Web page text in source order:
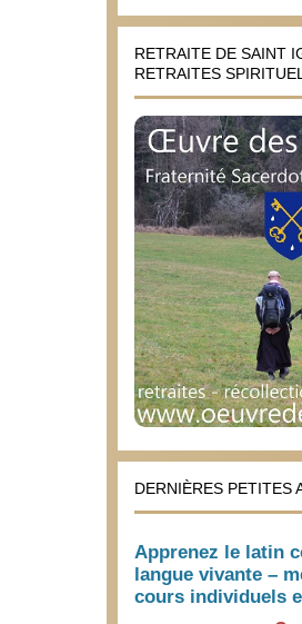
RETRAITE DE SAINT
RETRAITES
DERNIÈRES PETITES
Apprenez le latin
langue vivante –
cours individuels